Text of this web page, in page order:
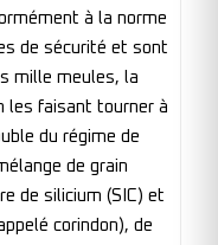
à la norme
de sécurité et sont
mille meules, la
les faisant tourner à
du régime de
de grain
de silicium (SIC) et
corindon), de